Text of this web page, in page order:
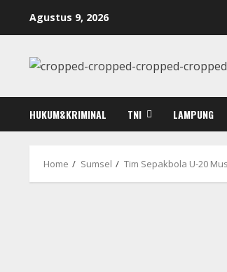
Agustus 9, 2026
HUKUM&KRIMINAL TNI LAMPUNG
Home Sumsel Tim Sepakbola U-20